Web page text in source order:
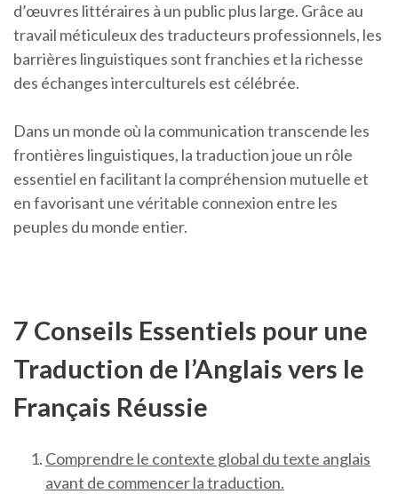
d’œuvres littéraires à un public plus large. Grâce au
travail méticuleux des traducteurs professionnels, les
barrières linguistiques sont franchies et la richesse
des échanges interculturels est célébrée.
Dans un monde où la communication transcende les
frontières linguistiques, la traduction joue un rôle
essentiel en facilitant la compréhension mutuelle et
en favorisant une véritable connexion entre les
peuples du monde entier.
7 Conseils Essentiels pour une
Traduction de l’Anglais vers le
Français Réussie
Comprendre le contexte global du texte anglais
avant de commencer la traduction.